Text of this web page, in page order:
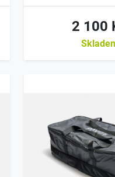
2 100